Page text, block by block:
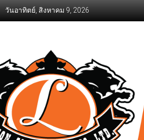
วันอาทิตย์, สิงหาคม 9, 2026